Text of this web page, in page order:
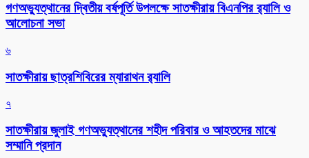
গণঅভ্যুত্থানের দ্বিতীয় বর্ষপূর্তি উপলক্ষে সাতক্ষীরায় বিএনপির র‌্যালি ও
আলোচনা সভা
৬
সাতক্ষীরায় ছাত্রশিবিরের ম্যারাথন র‌্যালি
৭
সাতক্ষীরায় জুলাই গণঅভ্যুত্থানের শহীদ পরিবার ও আহতদের মাঝে
সম্মানি প্রদান